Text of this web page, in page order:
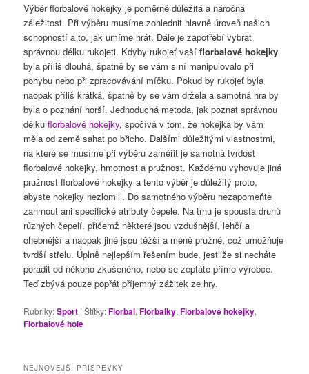
Výběr florbalové hokejky je poměrně důležitá a náročná
záležitost. Při výběru musíme zohlednit hlavně úroveň našich
schopností a to, jak umíme hrát. Dále je zapotřebí vybrat
správnou délku rukojeti. Kdyby rukojeť vašíflorbalové hokejky
byla příliš dlouhá, špatně by se vám s ní manipulovalo při
pohybu nebo při zpracovávání míčku. Pokud by rukojeť byla
naopak příliš krátká, špatně by se vám držela a samotná hra by
byla o poznání horší. Jednoduchá metoda, jak poznat správnou
délkuflorbalové hokejky, spočívá v tom, že hokejka by vám
měla od země sahat po břicho. Dalšími důležitými vlastnostmi,
na které se musíme při výběru zaměřit je samotná tvrdost
florbalové hokejky, hmotnost a pružnost. Každému vyhovuje jiná
pružnost florbalové hokejky a tento výběr je důležitý proto,
abyste hokejky nezlomili. Do samotného výběru nezapomeňte
zahrnout ani specifické atributy čepele. Na trhu je spousta druhů
různých čepelí, přičemž některé jsou vzdušnější, lehčí a
ohebnější a naopak jiné jsou těžší a méně pružné, což umožňuje
tvrdší střelu. Úplně nejlepším řešením bude, jestliže si necháte
poradit od někoho zkušeného, nebo se zeptáte přímo výrobce.
Teď zbývá pouze popřát příjemný zážitek ze hry.
Rubriky:Sport |Štítky:Florbal,Florbalky,Florbalové hokejky,
Florbalové hole
NEJNOVĚJŠÍ PŘÍSPĚVKY